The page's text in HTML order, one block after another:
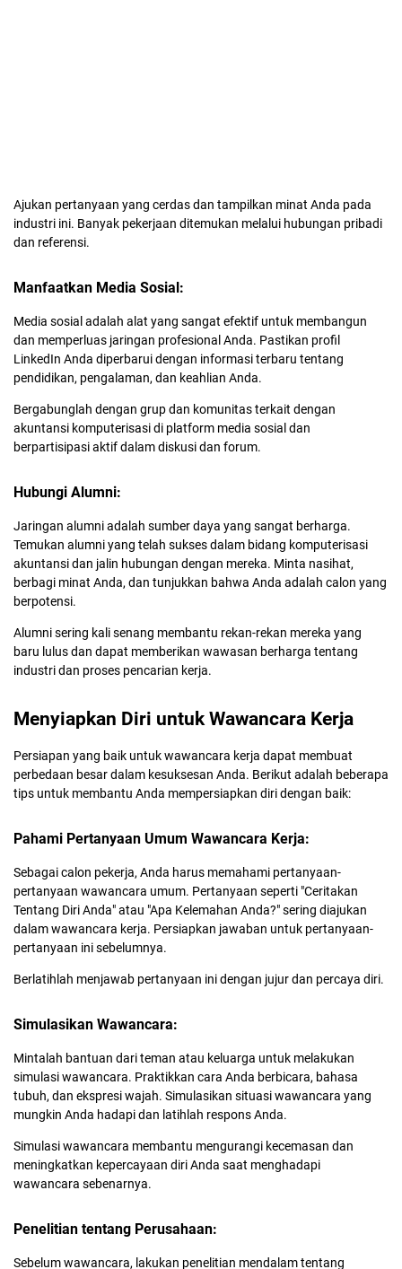
Ajukan pertanyaan yang cerdas dan tampilkan minat Anda pada
industri ini. Banyak pekerjaan ditemukan melalui hubungan pribadi
dan referensi.
Manfaatkan Media Sosial:
Media sosial adalah alat yang sangat efektif untuk membangun
dan memperluas jaringan profesional Anda. Pastikan profil
LinkedIn Anda diperbarui dengan informasi terbaru tentang
pendidikan, pengalaman, dan keahlian Anda.
Bergabunglah dengan grup dan komunitas terkait dengan
akuntansi komputerisasi di platform media sosial dan
berpartisipasi aktif dalam diskusi dan forum.
Hubungi Alumni:
Jaringan alumni adalah sumber daya yang sangat berharga.
Temukan alumni yang telah sukses dalam bidang komputerisasi
akuntansi dan jalin hubungan dengan mereka. Minta nasihat,
berbagi minat Anda, dan tunjukkan bahwa Anda adalah calon yang
berpotensi.
Alumni sering kali senang membantu rekan-rekan mereka yang
baru lulus dan dapat memberikan wawasan berharga tentang
industri dan proses pencarian kerja.
Menyiapkan Diri untuk Wawancara Kerja
Persiapan yang baik untuk wawancara kerja dapat membuat
perbedaan besar dalam kesuksesan Anda. Berikut adalah beberapa
tips untuk membantu Anda mempersiapkan diri dengan baik:
Pahami Pertanyaan Umum Wawancara Kerja:
Sebagai calon pekerja, Anda harus memahami pertanyaan-
pertanyaan wawancara umum. Pertanyaan seperti "Ceritakan
Tentang Diri Anda" atau "Apa Kelemahan Anda?" sering diajukan
dalam wawancara kerja. Persiapkan jawaban untuk pertanyaan-
pertanyaan ini sebelumnya.
Berlatihlah menjawab pertanyaan ini dengan jujur dan percaya diri.
Simulasikan Wawancara:
Mintalah bantuan dari teman atau keluarga untuk melakukan
simulasi wawancara. Praktikkan cara Anda berbicara, bahasa
tubuh, dan ekspresi wajah. Simulasikan situasi wawancara yang
mungkin Anda hadapi dan latihlah respons Anda.
Simulasi wawancara membantu mengurangi kecemasan dan
meningkatkan kepercayaan diri Anda saat menghadapi
wawancara sebenarnya.
Penelitian tentang Perusahaan:
Sebelum wawancara, lakukan penelitian mendalam tentang